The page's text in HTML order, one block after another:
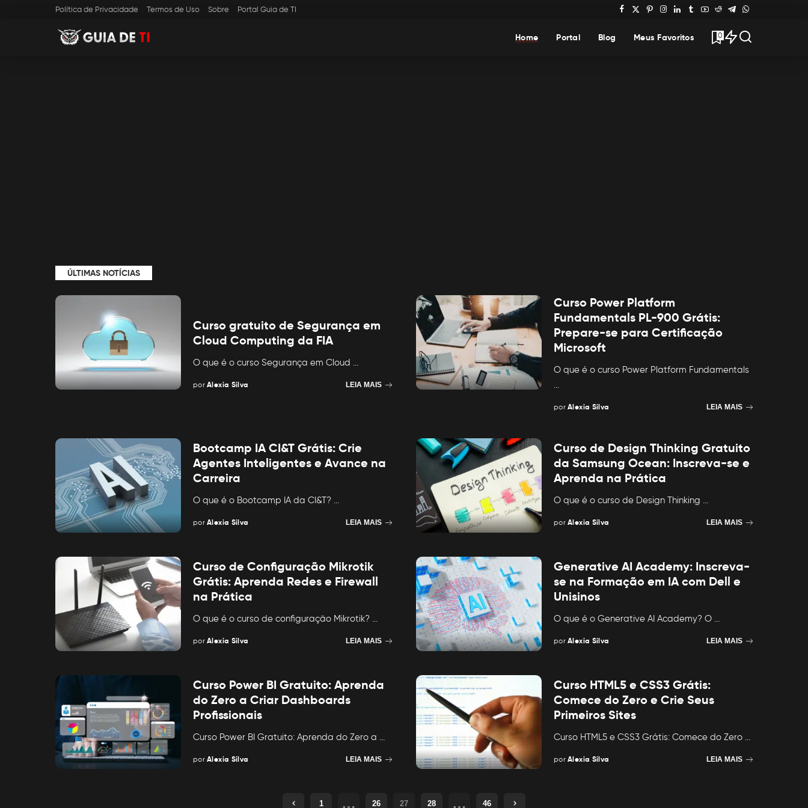
Política de Privacidade Termos de Uso Sobre Portal Guia de TI
Home Portal Blog Meus Favoritos 0
ÚLTIMAS NOTÍCIAS
Curso gratuito de Segurança em
Cloud Computing da FIA
O que é o curso Segurança em Cloud
Posted
por Alexia Silva LEIA MAIS
Curso Power Platform
Fundamentals PL-900 Grátis:
Prepare-se para Certificação
Microsoft
O que é o curso Power Platform Fundamentals
...
Posted
por Alexia Silva LEIA MAIS
Bootcamp IA CI&T Grátis: Crie
Agentes Inteligentes e Avance na
Carreira
O que é o Bootcamp IA da CI&T? ...
Posted
por Alexia Silva LEIA MAIS
Curso de Design Thinking Gratuito
da Samsung Ocean: Inscreva-se e
Aprenda na Prática
O que é o curso de Design Thinking ...
Posted
por Alexia Silva LEIA MAIS
Curso de Configuração Mikrotik
Grátis: Aprenda Redes e Firewall
na Prática
O que é o curso de configuração Mikrotik? ...
Posted
por Alexia Silva LEIA MAIS
Generative AI Academy: Inscreva-
se na Formação em IA com Dell e
Unisinos
O que é o Generative AI Academy? O ...
Posted
por Alexia Silva LEIA MAIS
Curso Power BI Gratuito: Aprenda
do Zero a Criar Dashboards
Profissionais
Curso Power BI Gratuito: Aprenda do Zero a ...
Posted
por Alexia Silva LEIA MAIS
Curso HTML5 e CSS3 Grátis:
Comece do Zero e Crie Seus
Primeiros Sites
Curso HTML5 e CSS3 Grátis: Comece do Zero ...
Posted
por Alexia Silva LEIA MAIS
1 … 26 27 28 … 46